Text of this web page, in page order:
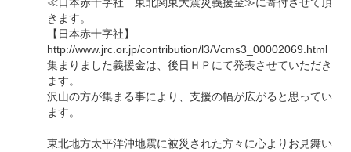
≪日本赤十字社 東北関東大震災義援金≫に寄付させて頂
きます。
【日本赤十字社】
http://www.jrc.or.jp/contribution/l3/Vcms3_00002069.html
集まりました義援金は、後日ＨＰにて発表させていただき
ます。
沢山の方が集まる事により、支援の幅が広がると思ってい
ます。
東北地方太平洋沖地震に被災された方々に心よりお見舞い